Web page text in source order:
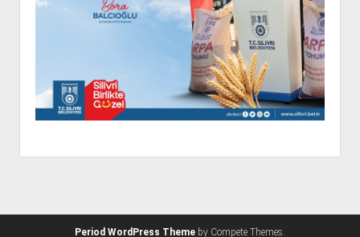
Period WordPress Theme by Compete Themes.